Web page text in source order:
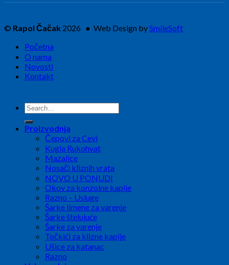
© Rapol Čačak 2026 ● Web Design bySmileSoft
Početna
O nama
Novosti
Kontakt
Search
for:
Proizvodnja
Čepovi za Cevi
Kugla Rukohvat
Mazalice
Nosači kliznih vrata
NOVO U PONUDI
Okov za konzolne kapije
Razno – Usluge
Šarke limene za varenje
Šarke štelujuće
Šarke za varenje
Točkići za klizne kapije
Ušice za katanac
Razno